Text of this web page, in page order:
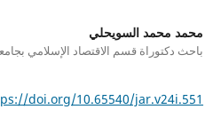
محمد محمد السويحلي
باحث دكتوراة قسم الاقتصاد الإسلامي
doi.org/10.65540/jar.v24i.551